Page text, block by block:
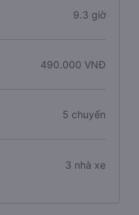
9.3 giờ
490.000 VNĐ
5 chuyến
3 nhà xe